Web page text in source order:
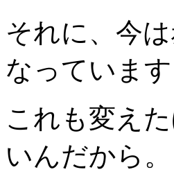
それに、今
なっています
これも変え
いんだから。